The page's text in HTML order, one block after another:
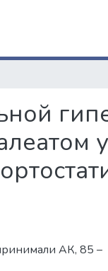
АК, 85 –